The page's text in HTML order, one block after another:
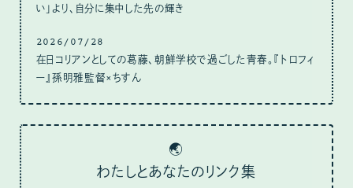
い」より、自分に集中した先の輝き
2026/07/28
在日コリアンとしての葛藤、朝鮮学校で過ごした青春。『トロフィ
ー』孫明雅監督×ちすん
🌏
わたしとあなたのリンク集